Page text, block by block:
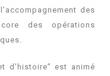
des
des opérations
d’histoire” est animé